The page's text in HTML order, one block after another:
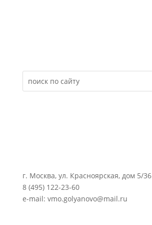
г. Москва, ул. Красноярская, дом 5/36
8 (495) 122-23-60
e-mail: vmo.golyanovo@mail.ru